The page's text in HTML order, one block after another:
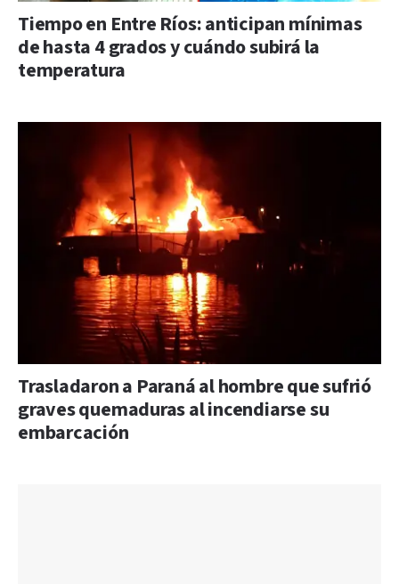
Tiempo en Entre Ríos: anticipan mínimas
de hasta 4 grados y cuándo subirá la
temperatura
Trasladaron a Paraná al hombre que sufrió
graves quemaduras al incendiarse su
embarcación